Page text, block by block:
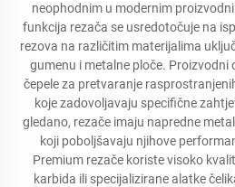
neophodnim u modernim
funkcija rezača se usredotočuje na
rezova na različitim materijalima
gumenu i metalne ploče. Proizvodni
čepele za pretvaranje
koje zadovoljavaju specifične
gledano, rezače imaju napredne
koji poboljšavaju njihove
Premium rezače koriste visoko
karbida ili specijalizirane alatke